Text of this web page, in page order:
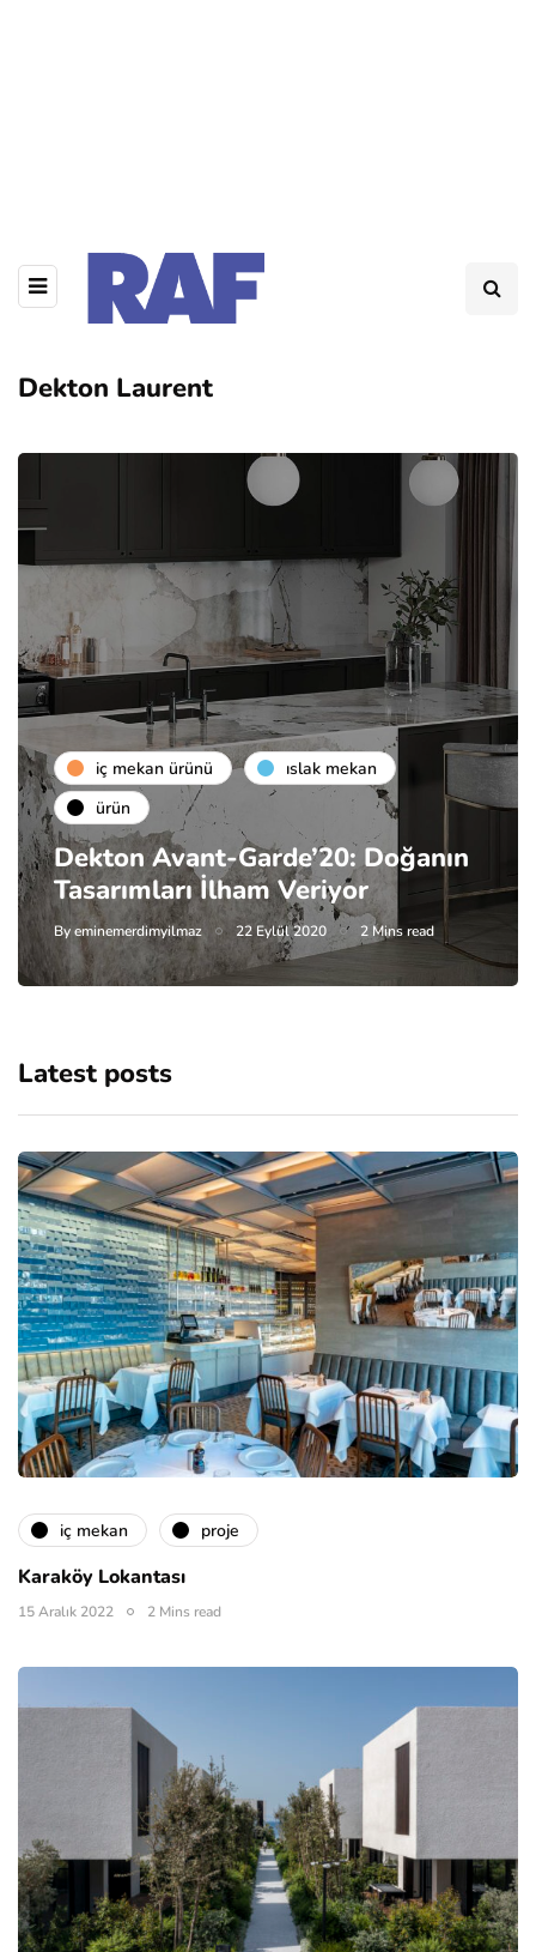
Dekton Laurent
i̇ç mekan ürünü
islak mekan
ürün
Dekton Avant-Garde’20: Doğanın
Tasarımları İlham Veriyor
Byeminemerdimyilmaz 22 Eylül 2020 2 Mins read
Latest posts
i̇ç mekan proje
Karaköy Lokantası
15 Aralık 2022 2 Mins read